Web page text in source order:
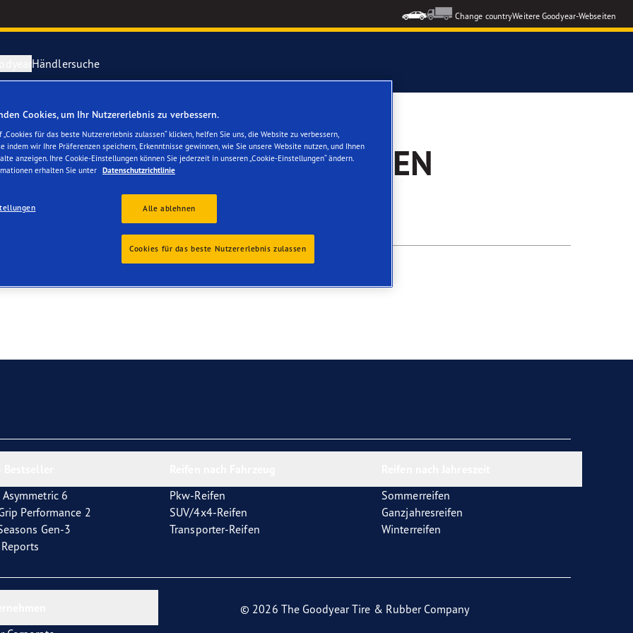
Change countryWeitere Goodyear-Webseiten
Reifenpflege
Sie einen Platten
erforscht Schnee
Blimp
RACING
UltraGrip Performance 3
Händlersuche
ZÜRICH-ALTSTÄTTEN
Asymmetric 6
Performance 2
Gen-3
Pkw-Reifen
SUV/4x4-Reifen
Transporter-Reifen
Sommerreifen
Ganzjahresreifen
Winterreifen
© 2026 The Goodyear Tire & Rubber Company
Cookies, um Ihr Nutzererlebnis zu verbessern.
„Cookies für das beste Nutzererlebnis zulassen“ klicken, helfen Sie uns, die Website zu verbessern,
indem wir Ihre Präferenzen speichern, Erkenntnisse gewinnen, wie Sie unsere Website nutzen, und Ihnen
anzeigen. Ihre Cookie-Einstellungen können Sie jederzeit in unseren „Cookie-Einstellungen“ ändern.
erhalten Sie unter Datenschutzrichtlinie
Alle ablehnen
Cookies für das beste Nutzererlebnis zulassen